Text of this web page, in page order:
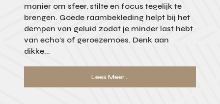
manier om sfeer, stilte en focus tegelijk te
brengen. Goede raambekleding helpt bij het
dempen van geluid zodat je minder last hebt
van echo’s of geroezemoes. Denk aan
dikke...
Lees Meer...